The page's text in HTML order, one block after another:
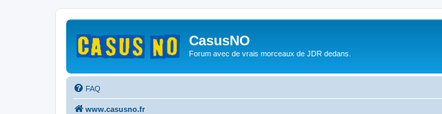
CasusNO
Forum avec de vrais morceaux de JDR dedans.
FAQ
www.casusno.fr